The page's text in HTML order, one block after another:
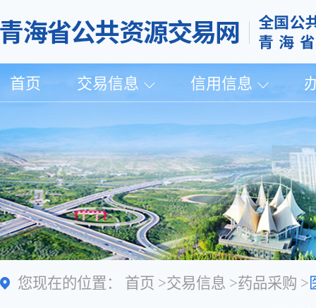
首页 交易信息 信用信息
您现在的位置： 首页 >交易信息 >药品采购 >